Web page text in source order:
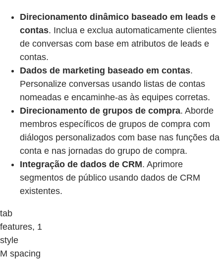
Direcionamento dinâmico baseado em leads e
contas. Inclua e exclua automaticamente clientes
de conversas com base em atributos de leads e
contas.
Dados de marketing baseado em contas.
Personalize conversas usando listas de contas
nomeadas e encaminhe-as às equipes corretas.
Direcionamento de grupos de compra. Aborde
membros específicos de grupos de compra com
diálogos personalizados com base nas funções da
conta e nas jornadas do grupo de compra.
Integração de dados de CRM. Aprimore
segmentos de público usando dados de CRM
existentes.
tab
features, 1
style
M spacing